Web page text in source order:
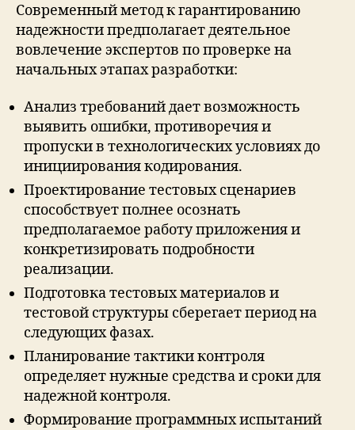
Современный метод к гарантированию
надежности предполагает деятельное
вовлечение экспертов по проверке на
начальных этапах разработки:
Анализ требований дает возможность
выявить ошибки, противоречия и
пропуски в технологических условиях до
инициирования кодирования.
Проектирование тестовых сценариев
способствует полнее осознать
предполагаемое работу приложения и
конкретизировать подробности
реализации.
Подготовка тестовых материалов и
тестовой структуры сберегает период на
следующих фазах.
Планирование тактики контроля
определяет нужные средства и сроки для
надежной контроля.
Формирование программных испытаний